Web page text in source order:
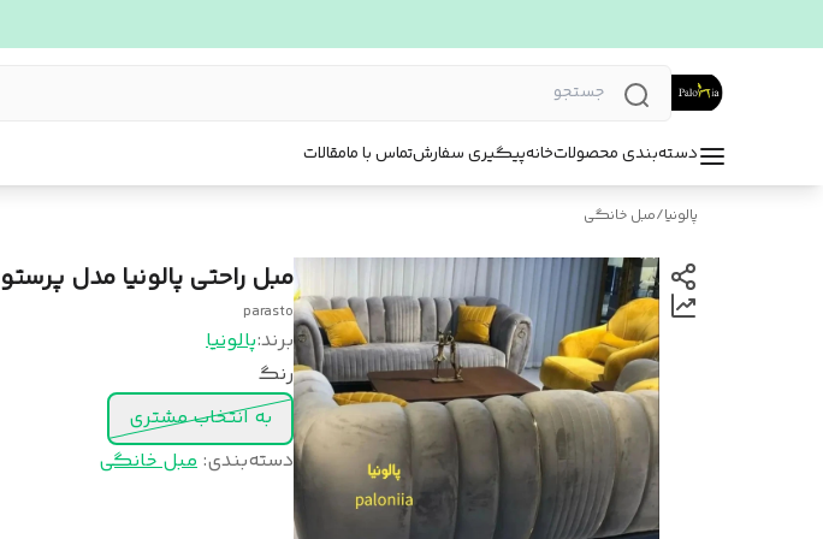
دسته‌بندی محصولاتخانهپیگیری سفارشتماس با مامقالات
پالونیا/مبل خانگی
مبل راحتی پالونیا مدل پرستو
parasto
برند:پالونیا
رنگ
به انتخاب مشتری
دسته‌بندی: مبل خانگی